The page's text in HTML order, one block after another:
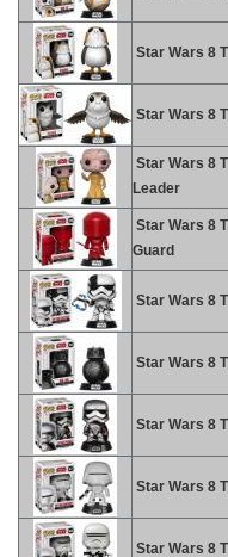
Star Wars 8
Star Wars 8
Star Wars 8
Leader
Star Wars 8
Guard
Star Wars 8
Star Wars 8
Star Wars 8
Star Wars 8
Star Wars 8